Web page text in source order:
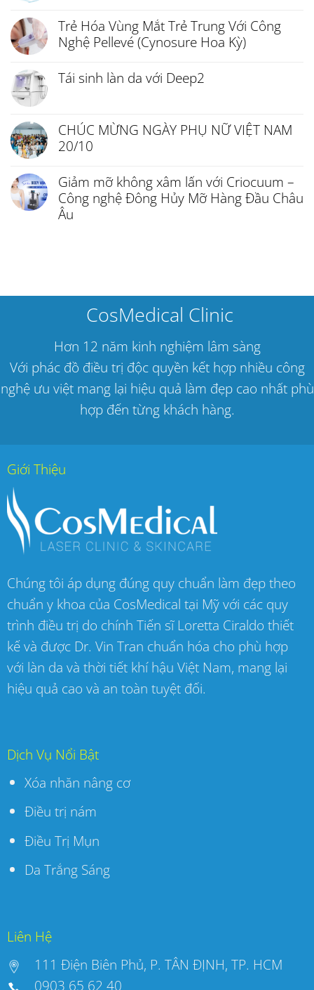
Trẻ Hóa Vùng Mắt Trẻ Trung Với Công
Nghệ Pellevé (Cynosure Hoa Kỳ)
Tái sinh làn da với Deep2
CHÚC MỪNG NGÀY PHỤ NỮ VIỆT NAM
20/10
Giảm mỡ không xâm lấn với Criocuum –
Công nghệ Đông Hủy Mỡ Hàng Đầu Châu
Âu
CosMedical Clinic
Hơn 12 năm kinh nghiệm lâm sàng
Với phác đồ điều trị độc quyền kết hợp nhiều công
nghệ ưu việt mang lại hiệu quả làm đẹp cao nhất phù
hợp đến từng khách hàng.
Giới Thiệu
Chúng tôi áp dụng đúng quy chuẩn làm đẹp theo
chuẩn y khoa của CosMedical tại Mỹ với các quy
trình điều trị do chính Tiến sĩ Loretta Ciraldo thiết
kế và được Dr. Vin Tran chuẩn hóa cho phù hợp
với làn da và thời tiết khí hậu Việt Nam, mang lại
hiệu quả cao và an toàn tuyệt đối.
Dịch Vụ Nổi Bật
Xóa nhăn nâng cơ
Điều trị nám
Điều Trị Mụn
Da Trắng Sáng
Liên Hệ
111 Điện Biên Phủ, P. TÂN ĐỊNH, TP. HCM
0903 65 62 40